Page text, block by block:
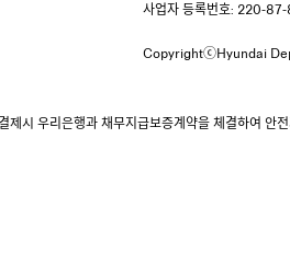
사업자 등록번호: 220-
CopyrightⓒHyundai
제시 우리은행과 채무지급보증계약을 체결하여 안